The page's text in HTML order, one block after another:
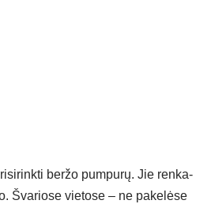
ber­žo pum­pu­rų. Jie ren­ka­
Šva­rio­se vie­to­se – ne pa­ke­lė­se